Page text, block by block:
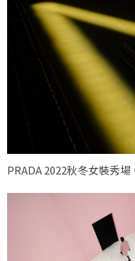
PRADA 2022秋冬女裝秀